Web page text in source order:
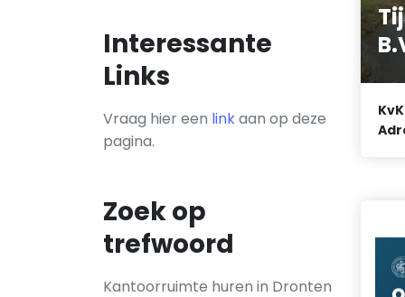
Interessante
Links
Vraag hier een linkaan op deze
pagina.
Zoek op
trefwoord
Kantoorruimte huren in Dronten